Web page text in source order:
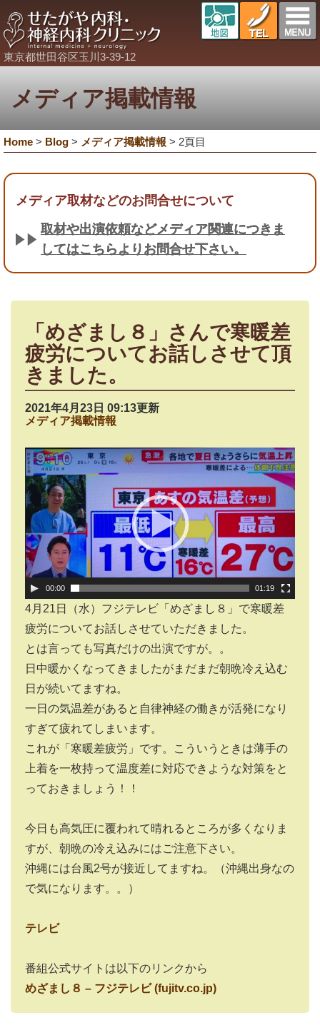
東京都世田谷区玉川3-39-12
メディア掲載情報
Home > Blog > メディア掲載情報 > 2頁目
メディア取材などのお問合せについて
取材や出演依頼などメディア関連につきま
してはこちらよりお問合せ下さい。
「めざまし８」さんで寒暖差
疲労についてお話しさせて頂
きました。
2021年4月23日 09:13更新
メディア掲載情報
動
画
プ
レ
ー
ヤ
ー
00:00 01:19
4月21日（水）フジテレビ「めざまし８」で寒暖差
疲労についてお話しさせていただきました。
とは言っても写真だけの出演ですが。。
日中暖かくなってきましたがまだまだ朝晩冷え込む
日が続いてますね。
一日の気温差があると自律神経の働きが活発になり
すぎて疲れてしまいます。
これが「寒暖差疲労」です。こういうときは薄手の
上着を一枚持って温度差に対応できような対策をと
っておきましょう！！
今日も高気圧に覆われて晴れるところが多くなりま
すが、朝晩の冷え込みにはご注意下さい。
沖縄には台風2号が接近してますね。（沖縄出身なの
で気になります。。）
テレビ
番組公式サイトは以下のリンクから
めざまし８ – フジテレビ (fujitv.co.jp)